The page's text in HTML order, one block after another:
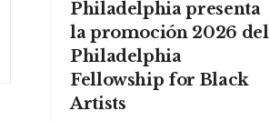
Philadelphia presenta
la promoción 2026 del
Philadelphia
Fellowship for Black
Artists